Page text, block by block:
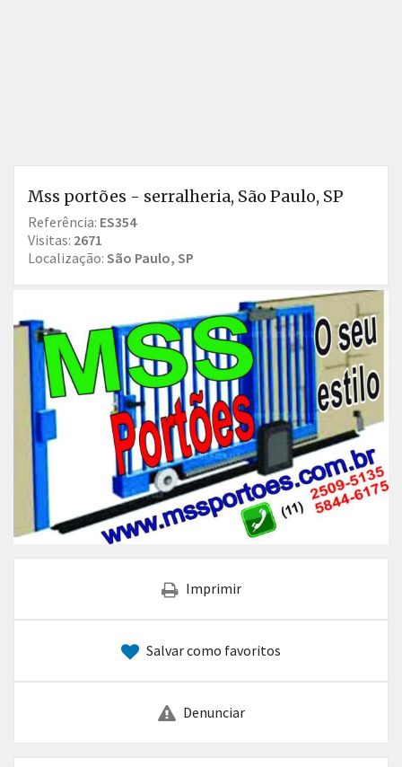
Mss portões - serralheria, São Paulo, SP
Referência: ES354
Visitas: 2671
Localização: São Paulo, SP
Imprimir
Salvar como favoritos
Denunciar